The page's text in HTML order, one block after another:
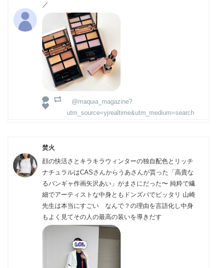
／
@maquia_magazine?
utm_source=yjrealtime&utm_medium=search
焚火
顔の快活さとキラキラウィンターの独自配色とリッチ
ナチュラルはCASさんからうあさんが貰った「高貴な
るバンギャ作画矢沢あい」がまさにだった〜 純粋で繊
細でアーティストな中身ともドンズバでピッタリ 山崎
先生は本当にすごい なんで？の理由を言語化し中身
もよく見てその人の最高の装いを導きだす